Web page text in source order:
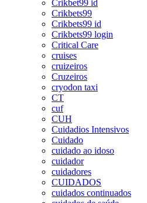
Crikbet99 id
Crikbets99
Crikbets99 id
Crikbets99 login
Critical Care
cruises
cruizeiros
Cruzeiros
cryodon taxi
CT
cuf
CUH
Cuidadios Intensivos
Cuidado
cuidado ao idoso
cuidador
cuidadores
CUIDADOS
cuidados continuados